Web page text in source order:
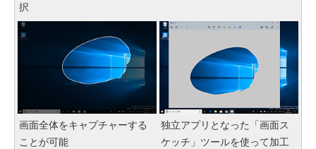
択
画面全体をキャプチャーする
ことが可能
独立アプリとなった「画面ス
ケッチ」ツールを使って加工